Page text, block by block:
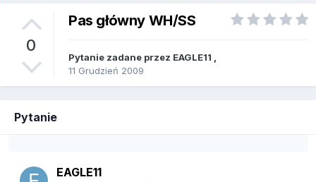
0
Pas główny WH/SS
Pytanie zadane przez EAGLE11
11 Grudzień 2009
Pytanie
EAGLE11